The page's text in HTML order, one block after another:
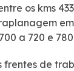
os kms
a 720 e
frentes de